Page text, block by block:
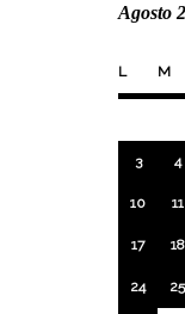
Agosto
L M
3 4
10 11
17 18
24 25